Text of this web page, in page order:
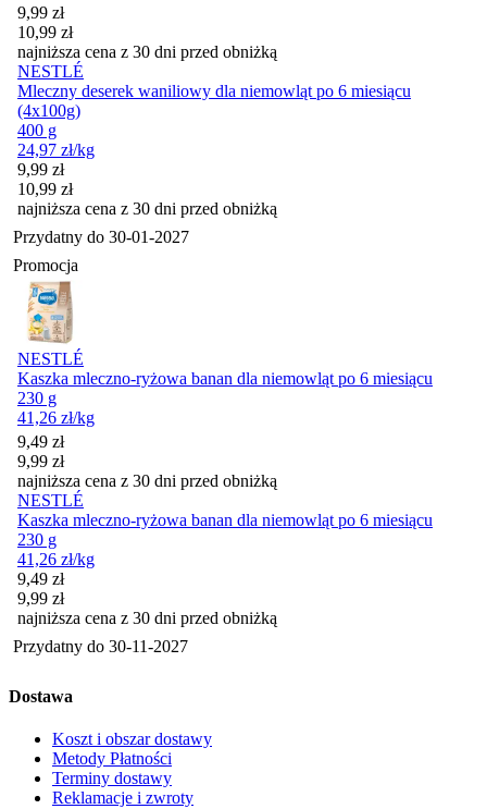
Cena promocyjna
9,99 zł
10,99 zł
najniższa cena z 30 dni przed obniżką
NESTLÉ
Mleczny deserek waniliowy dla niemowląt po 6 miesiącu
(4x100g)
400 g
24,97 zł/kg
Cena promocyjna
9,99 zł
10,99 zł
najniższa cena z 30 dni przed obniżką
Przydatny do 30-01-2027
Promocja
NESTLÉ
Kaszka mleczno-ryżowa banan dla niemowląt po 6 miesiącu
230 g
41,26 zł/kg
Cena promocyjna
9,49 zł
9,99 zł
najniższa cena z 30 dni przed obniżką
NESTLÉ
Kaszka mleczno-ryżowa banan dla niemowląt po 6 miesiącu
230 g
41,26 zł/kg
Cena promocyjna
9,49 zł
9,99 zł
najniższa cena z 30 dni przed obniżką
Przydatny do 30-11-2027
Dostawa
Koszt i obszar dostawy
Metody Płatności
Terminy dostawy
Reklamacje i zwroty